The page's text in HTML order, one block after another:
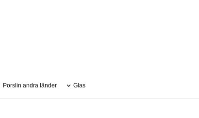
Porslin andra länder Glas